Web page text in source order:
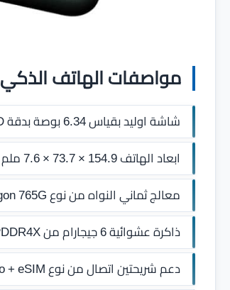
مواصفات الهاتف الذكي Google Pixel 5a 5G
شاشة اوليد بقياس 6.34 بوصة بدقة Full HD+ بميزة HDR مع طبقة حماية من زجاج Corning Gorilla Glass 3.
ابعاد الهاتف 154.9 × 73.7 × 7.6 ملم ويزن 185 جرام .
معالج ثماني النواه من نوع Qualcomm Snapdragon 765G بتقنية 7 نانوميتر مع معالج رسومي Adreno 620 .
ذاكرة عشوائية 6 جيجارام من LPDDR4X مع ذاكرة تخزين داخلية 128 جيجابايت من نوع UFS 2.1 فائق السرعة .
دعم شريحتين اتصال من نوع nano + eSIM.